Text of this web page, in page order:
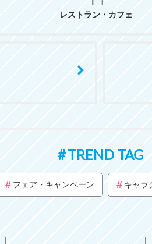
レストラン・カフェ
TREND TAG
フェア・キャンペーン キャラ